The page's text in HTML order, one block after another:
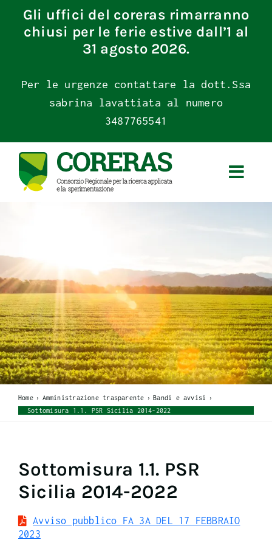
content
Gli uffici del coreras rimarranno
chiusi per le ferie estive dall’1 al
31 agosto 2026.
Per le urgenze contattare la dott.Ssa
sabrina lavattiata al numero
3487765541
Home Amministrazione trasparente
Bandi e avvisi
Sottomisura 1.1. PSR Sicilia 2014-2022
Sottomisura 1.1. PSR
Sicilia 2014-2022
Avviso pubblico FA 3A DEL 17 FEBBRAIO
2023